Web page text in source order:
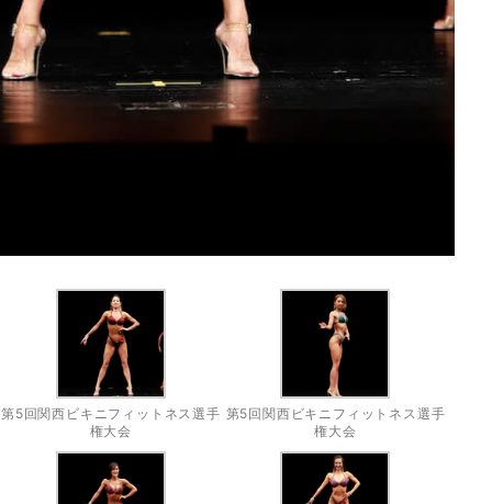
第5回関西ビキニフィットネス選手
権大会
第5回関西ビキニフィットネス選手
権大会